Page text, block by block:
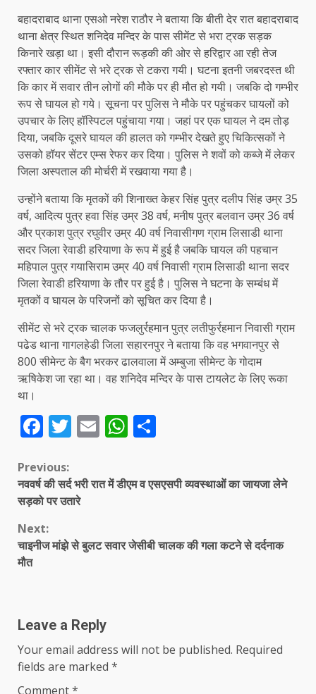
बहादराबाद थाना एसओ नरेश राठौर ने बताया कि बीती देर रात बहादराबाद
थाना क्षेत्र स्थित शनिदेव मन्दिर के पास सीमेंट से भरा ट्रक सड़क
किनारे खड़ा था। इसी दौरान रूड़की की ओर से हरिद्वार आ रही तेज
रफ्तार कार सीमेंट से भरे ट्रक से टकरा गयी। घटना इतनी जबरदस्त थी
कि कार में सवार तीन लोगों की मौके पर ही मौत हो गयी। जबकि दो गम्भीर
रूप से घायल हो गये। सूचना पर पुलिस ने मौके पर पहुंचकर घायलों को
उपचार के लिए हॉस्पिटल पहुंचाया गया। जहां पर एक घायल ने दम तोड़
दिया, जबकि दूसरे घायल की हालत को गम्भीर देखते हुए चिकित्सकों ने
उसको हॉयर सेंटर एम्स रेफर कर दिया। पुलिस ने शवों को कब्जे में लेकर
जिला अस्पताल की मोर्चरी में रखवाया गया है।
उन्होंने बताया कि मृतकों की शिनाख्त केहर सिंह पुत्र दलीप सिंह उम्र 35
वर्ष, आदित्य पुत्र हवा सिंह उम्र 38 वर्ष, मनीष पुत्र बलवान उम्र 36 वर्ष
और प्रकाश पुत्र रघुवीर उम्र 40 वर्ष निवासीगण ग्राम लिसाडी थाना
सदर जिला रेवाडी हरियाणा के रूप में हुई है जबकि घायल की पहचान
महिपाल पुत्र गयासिराम उम्र 40 वर्ष निवासी ग्राम लिसाडी थाना सदर
जिला रेवाडी हरियाणा के तौर पर हुई है। पुलिस ने घटना के सम्बंध में
मृतकों व घायल के परिजनों को सूचित कर दिया है।
सीमेंट से भरे ट्रक चालक फजलुर्रहमान पुत्र लतीफुर्रहमान निवासी ग्राम
पढेड थाना गागलहेडी जिला सहारनपुर ने बताया कि वह भगवानपुर से
800 सीमेन्ट के बैग भरकर ढालवाला में अम्बुजा सीमेन्ट के गोदाम
ऋषिकेश जा रहा था। वह शनिदेव मन्दिर के पास टायलेट के लिए रूका
था।
Facebook
Twitter
EmailWhatsApp
Continue
Reading
Previous:
नववर्ष की सर्द भरी रात में डीएम व एसएसपी व्यवस्थाओं का जायजा लेने
सड़को पर उतारे
Next:
चाइनीज मांझे से बुलट सवार जेसीबी चालक की गला कटने से दर्दनाक
मौत
Leave a Reply
Your email address will not be published. Required
fields are marked *
Comment*